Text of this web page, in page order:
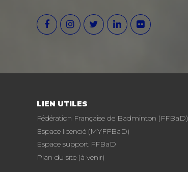
LIEN UTILES
Fédération Française de Badminton (FFBaD)
Espace licencié (MYFFBaD)
Espace support FFBaD
Plan du site (à venir)